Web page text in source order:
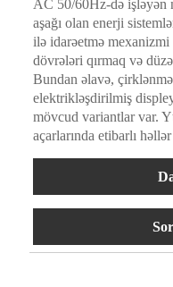
AC 50/60Hz-də
aşağı olan enerji
ilə idarəetmə
dövrələri qırmaq və
Bundan əlavə,
elektrikləşdirilmiş
mövcud variantlar var.
açarlarında etibarlı